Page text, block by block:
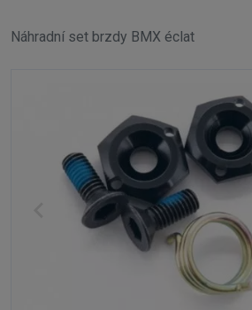
Náhradní set brzdy BMX éclat